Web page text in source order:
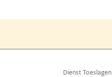
Dienst Toeslagen